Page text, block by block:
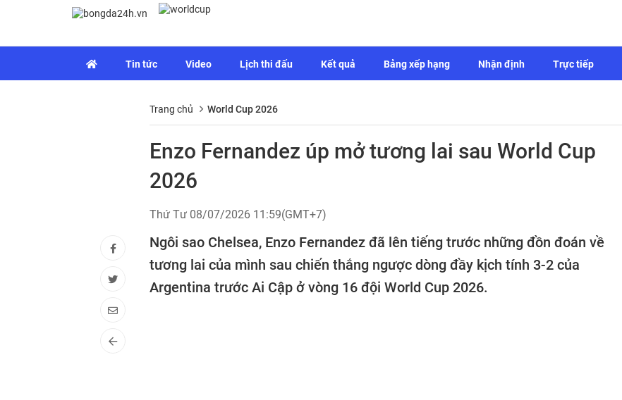
Tin tức Video Lịch thi đấu Kết quả Bảng xếp hạng Nhận định Trực tiếp
Trang chủ World Cup 2026
Enzo Fernandez úp mở tương lai sau World Cup
2026
Thứ Tư 08/07/2026 11:59(GMT+7)
Ngôi sao Chelsea, Enzo Fernandez đã lên tiếng trước những đồn đoán về
tương lai của mình sau chiến thắng ngược dòng đầy kịch tính 3-2 của
Argentina trước Ai Cập ở vòng 16 đội World Cup 2026.